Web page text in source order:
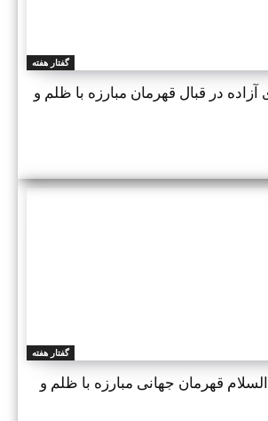
گفتار هفته
در قبال قهرمان مبارزه با ظلم و
گفتار هفته
قهرمان جهانی مبارزه با ظلم و